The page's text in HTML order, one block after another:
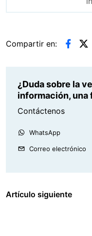
Compartir en:
¿Duda sobre la
información, una
Contáctenos
WhatsApp
Correo electrónico
Artículo siguiente